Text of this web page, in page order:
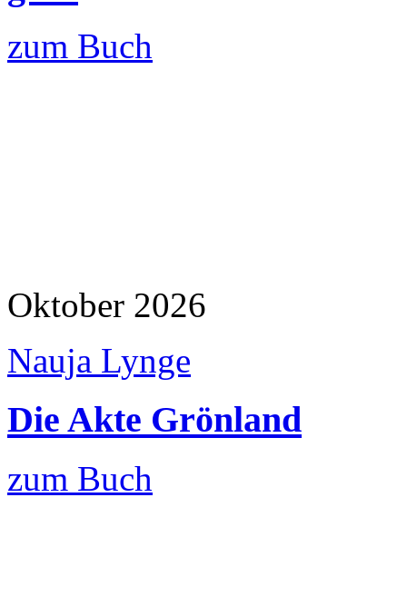
zum Buch
Oktober 2026
Nauja Lynge
Die Akte Grönland
zum Buch